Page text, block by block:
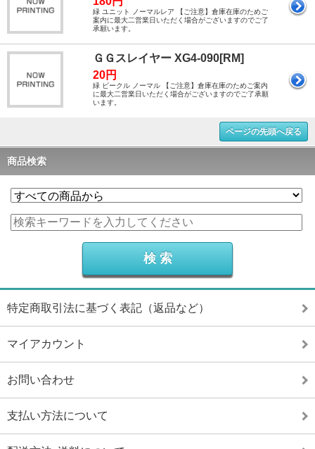
緑 ユニット ノーマルレア 【ご注意】倉庫在庫のためご
案内に最大二営業日いただく場合がございますのでご了
承願います。
ＧＧスレイヤー XG4-090[RM]
20円
緑 ビークル ノーマル 【ご注意】倉庫在庫のためご案内
に最大二営業日いただく場合がございますのでご了承願
います。
ページの先頭へ戻る
商品検索
特定商取引法に基づく表記（返品など）
マイアカウント
お問い合わせ
支払い方法について